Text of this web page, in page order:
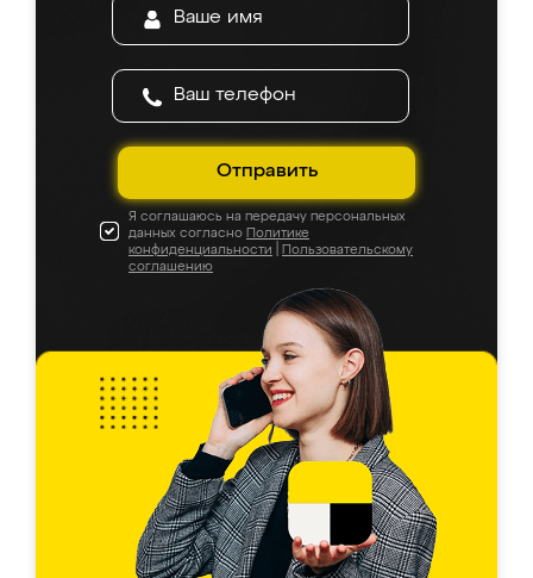
Отправить
Я соглашаюсь на передачу персональных
данных согласно Политике
конфиденциальности
Пользовательскому
соглашению